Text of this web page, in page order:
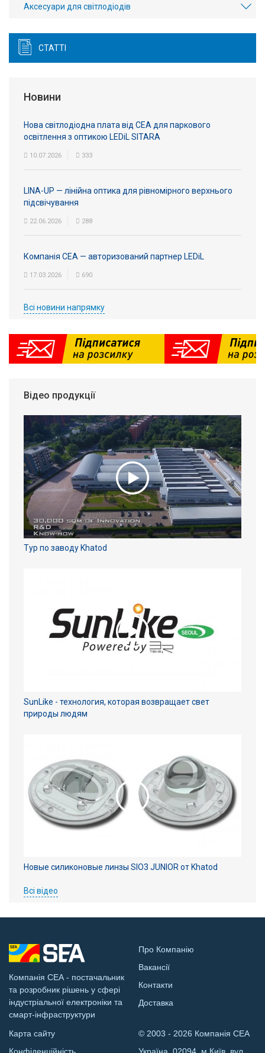
Аксесуари для світлодіодів
СТАТТІ
Новини
Нова світлодіодна плата від СЕА для паркового
освітлення з оптикою LEDiL SITARA
10.07.2026 333
LINA-UP — лінійна оптика для рівномірного верхнього
підсвічування
22.06.2026 288
Компанія СЕА — авторизований партнер LEDiL
17.03.2026 690
Всі новини напрямку
Відео продукції
Тур по заводу Khatod
SunLike - технология, которая возвращает свет
природы людям
Новые силиконовые линзы SIO3 JUNIOR от Khatod
Всі відео
Компанія СЕА - постачальник
та розробник рішень у сфері
індустріальної електроніки та
смарт-інфраструктури
Про Компанію
Вакансії
Контакти
Доставка
Карта сайту
© 2003 - 2026 Компанія СЕА